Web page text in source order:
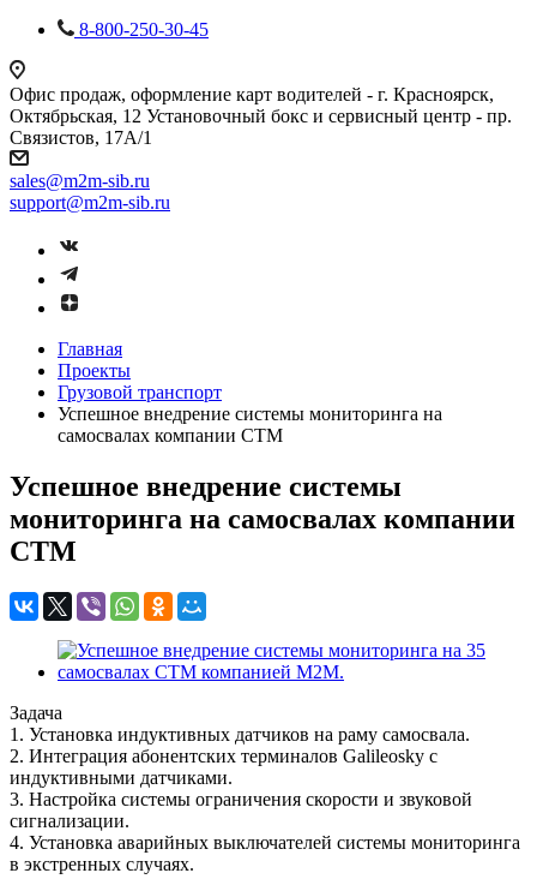
8-800-250-30-45
Офис продаж, оформление карт водителей - г. Красноярск,
Октябрьская, 12 Установочный бокс и сервисный центр - пр.
Связистов, 17А/1
sales@m2m-sib.ru
support@m2m-sib.ru
Главная
Проекты
Грузовой транспорт
Успешное внедрение системы мониторинга на
самосвалах компании СТМ
Успешное внедрение системы
мониторинга на самосвалах компании
СТМ
Задача
1. Установка индуктивных датчиков на раму самосвала.
2. Интеграция абонентских терминалов Galileosky с
индуктивными датчиками.
3. Настройка системы ограничения скорости и звуковой
сигнализации.
4. Установка аварийных выключателей системы мониторинга
в экстренных случаях.